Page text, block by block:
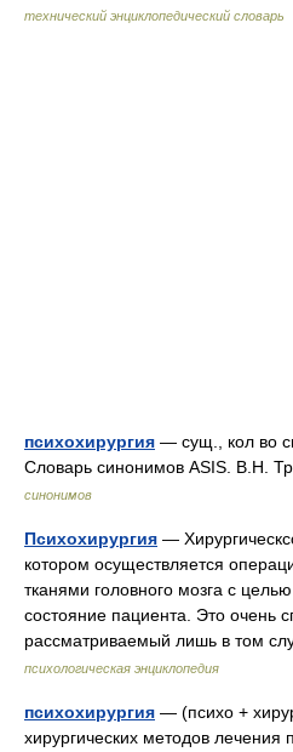
технический энциклопедический словарь
психохирургия — сущ., кол во
Словарь синонимов ASIS. В.Н.
синонимов
Психохирургия —
котором осуществляется
тканями головного мозга с
состояние пациента. Это очень
рассматриваемый лишь в том
психологическая энциклопедия
психохирургия — (психо +
хирургических методов лечения